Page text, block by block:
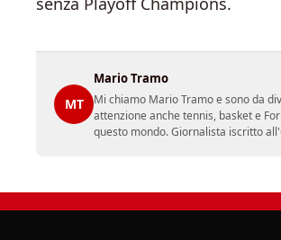
MT
Mario Tramo
Mi chiamo Mario Tramo e sono da
attenzione anche tennis, basket e
questo mondo. Giornalista iscritto